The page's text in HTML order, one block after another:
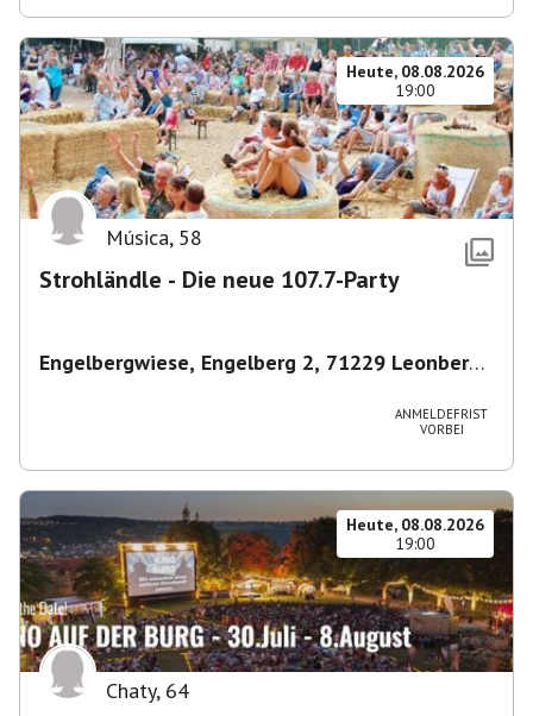
Heute, 08.08.2026
19:00
Música, 58
Strohländle - Die neue 107.7-Party
Engelbergwiese, Engelberg 2, 71229 Leonberg,
ANMELDEFRIST
VORBEI
Heute, 08.08.2026
19:00
Chaty, 64